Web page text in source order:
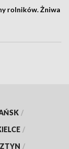
rolników. Żniwa
/
/
/